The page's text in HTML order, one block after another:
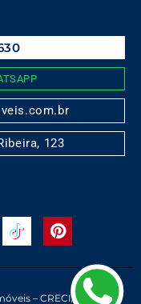
123
– CRECI/SC 10.171 J